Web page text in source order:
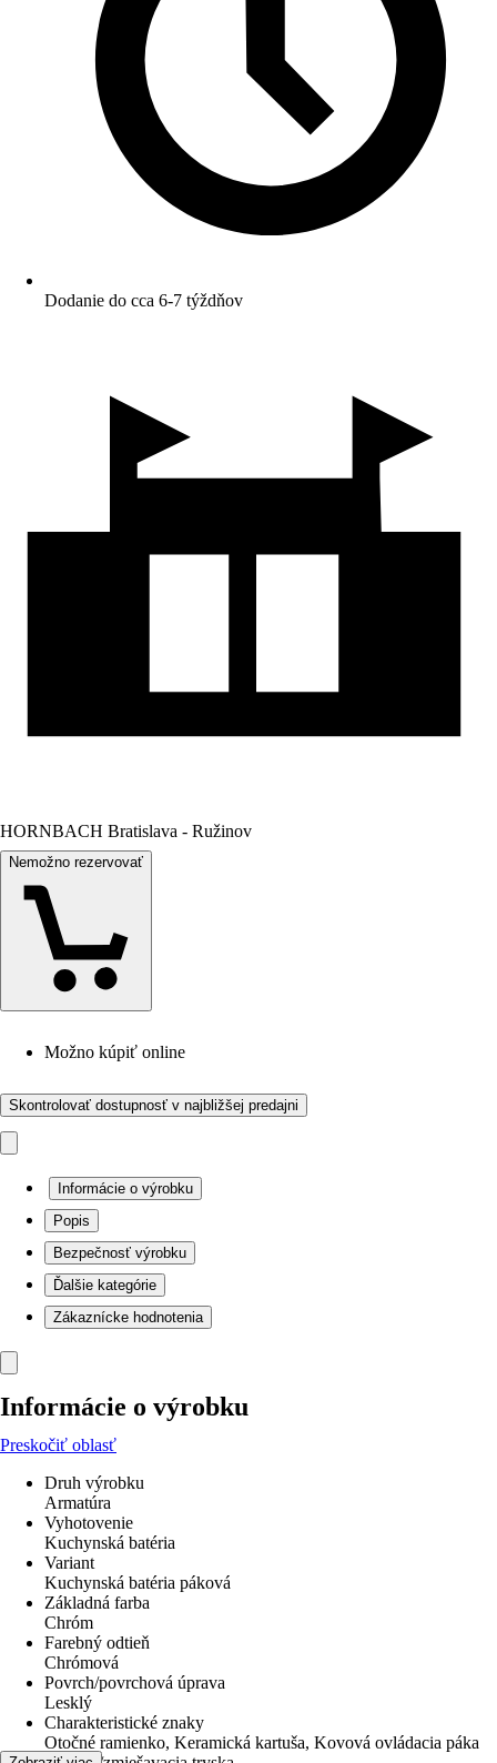
Dodanie do cca 6-7 týždňov
HORNBACH Bratislava - Ružinov
Nemožno rezervovať
Možno kúpiť online
Skontrolovať dostupnosť v najbližšej predajni
Informácie o výrobku
Popis
Bezpečnosť výrobku
Ďalšie kategórie
Zákaznícke hodnotenia
Informácie o výrobku
Preskočiť oblasť
Druh výrobku
Armatúra
Vyhotovenie
Kuchynská batéria
Variant
Kuchynská batéria páková
Základná farba
Chróm
Farebný odtieň
Chrómová
Povrch/povrchová úprava
Lesklý
Charakteristické znaky
Otočné ramienko, Keramická kartuša, Kovová ovládacia páka